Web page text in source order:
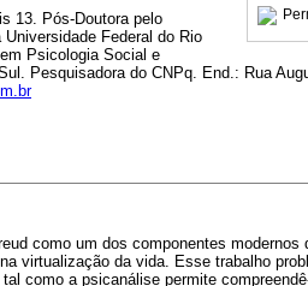
13. Pós-Doutora pelo
Federal do Rio
Psicologia Social e
Pesquisadora do CNPq. End.: Rua
como um dos componentes
virtualização da vida. Esse trabalho
como a psicanálise permite